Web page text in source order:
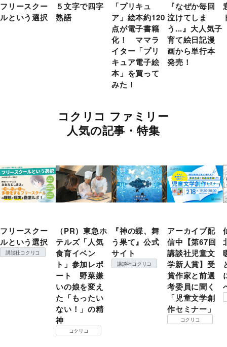
フリースクー
ルという選択
５文字で四字
熟語
「プリキュ
ア」絵本約120
点が電子書籍
化！ ママラ
イター「プリ
キュア電子絵
本」を買って
みた！
『なぜか毎回
泣けてしま
う...』大人気子
育て絵日記漫
画から単行本
発売！
コクリコ ファミリー
人気の記事・特集
フリースクー
ルという選択
講談社コクリコ
（PR）東急ホ
テルズ「人気
食育イベン
ト」参加レポ
ート 野菜嫌
いの娘を変え
た「もったい
ない！」の精
神
コクリコ
『神の蝶、舞
う果て』公式
サイト
講談社コクリコ
アーカイブ配
信中【第67回
講談社児童文
学新人賞】受
賞作家と前選
考委員に聞く
「児童文学創
作セミナー」
コクリコ